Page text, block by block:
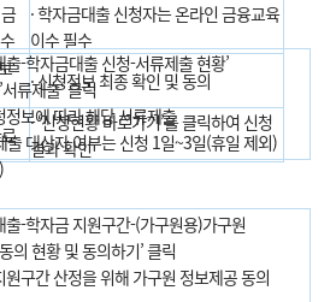
· 학자금대출 신청자는 온라인 금융교육
이수 필수
· 신청정보 최종 확인 및 동의
· ‘신청현황 바로가기’를 클릭하여 신청
결과 확인
출-학자금대출 신청-서류제출 현황’
류제출‘ 클릭
정보에 따라 해당 서류제출
출 대상자 여부는 신청 1일~3일(휴일 제외)
출-학자금 지원구간-(가구원용)가구원
의 현황 및 동의하기’ 클릭
원구간 산정을 위해 가구원 정보제공 동의